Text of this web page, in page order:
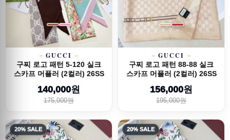
GUCCI
구찌 로고 패턴 5-120 실크
스카프 머플러 (2컬러) 26SS
140,000원
175,000원
GUCCI
구찌 로고 패턴 88-88 실크
스카프 머플러 (2컬러) 26SS
156,000원
195,000원
20% SALE 20% SALE